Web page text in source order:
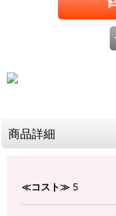
商品詳細
≪コスト≫ 5